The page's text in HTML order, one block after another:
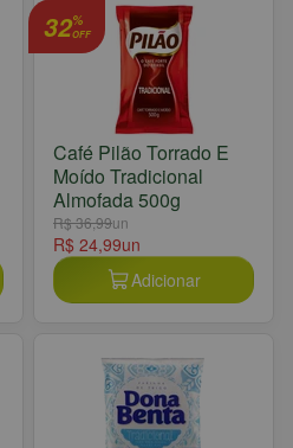
32%
OFF
Café Pilão Torrado E
Moído Tradicional
Almofada 500g
R$ 36,99un
R$ 24,99un
Adicionar